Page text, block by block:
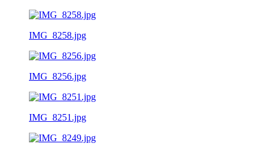
IMG_8258.jpg
IMG_8256.jpg
IMG_8251.jpg